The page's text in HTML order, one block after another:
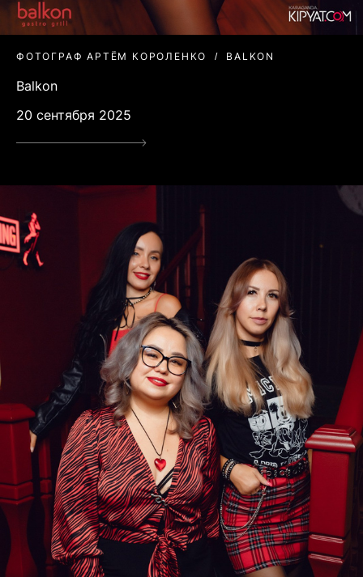
ФОТОГРАФ АРТЁМ КОРОЛЕНКО BALKON
Balkon
20 сентября 2025